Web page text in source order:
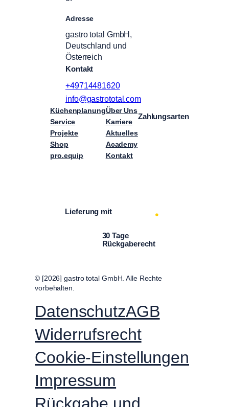
Adresse
gastro total GmbH,
Deutschland und
Österreich
Kontakt
+49714481620
info@gastrototal.com
Küchenplanung
Service
Projekte
Shop
pro.equip
Über Uns
Karriere
Aktuelles
Academy
Kontakt
Zahlungsarten
Lieferung mit
30 Tage
Rückgaberecht
© [2026] gastro total GmbH. Alle Rechte
vorbehalten.
DatenschutzAGB
Widerrufsrecht
Cookie-Einstellungen
Impressum
Rückgabe und